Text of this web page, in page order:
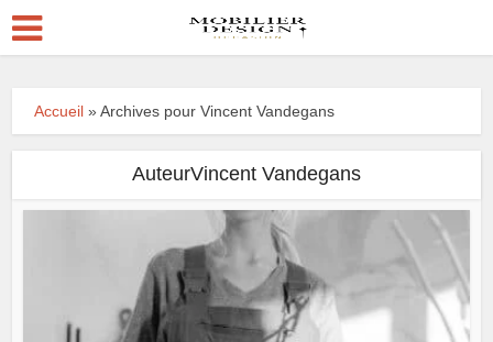
Accueil »Archives pour Vincent Vandegans
AuteurVincent Vandegans